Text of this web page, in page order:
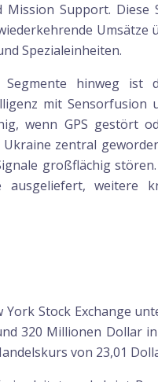
Support.
Umsätze
Spezialeinheiten.
hinweg ist
mit Sensorfusion
wenn GPS gestört
zentral
großflächig stören.
ausgeliefert, weitere
York Stock Exchange
320 Millionen Dollar
von 23,01